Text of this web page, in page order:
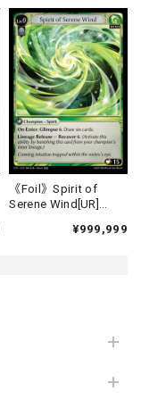
《Foil》Spirit of
Serene Wind[UR]
¥999,999